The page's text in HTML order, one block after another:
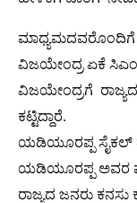
ಮಾಧ್ಯಮದವರೊಂದಿಗೆ
ವಿಜಯೇಂದ್ರ ಏಕೆ ಸಿಎಂ
ವಿಜಯೇಂದ್ರಗೆ
ಕಟ್ಟಿದ್ದಾರೆ.
ಯಡಿಯೂರಪ್ಪ ಸೈಕಲ್
ಯಡಿಯೂರಪ್ಪ ಅವರ
ರಾಜ್ಯದ ಜನರು